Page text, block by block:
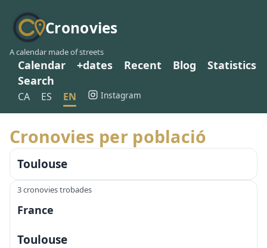
Cronovies
A calendar made of streets
Calendar +dates Recent Blog
Statistics
Search
CA ES EN Instagram
Cronovies per població
Toulouse
3 cronovies trobades
France
Toulouse